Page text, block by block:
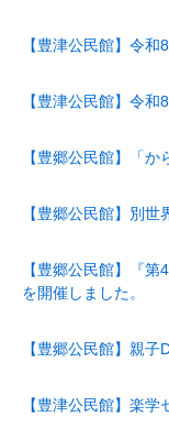
【豊津公民館】令
【豊津公民館】令和
【豊郷公民館】「
【豊郷公民館】別
【豊郷公民館】『
を開催しました。
【豊郷公民館】親
【豊津公民館】楽